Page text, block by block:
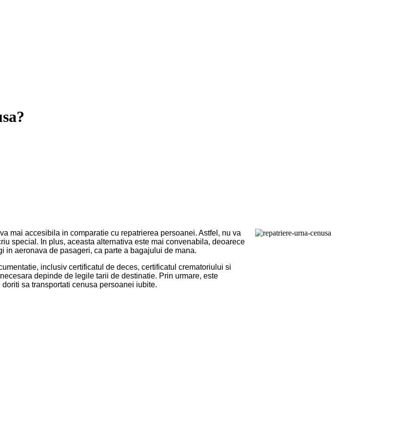
mai accesibila in comparatie cu repatrierea persoanei. Astfel, nu va
special. In plus, aceasta alternativa este mai convenabila, deoarece
in aeronava de pasageri, ca parte a bagajului de mana.
inclusiv certificatul de deces, certificatul crematoriului si
depinde de legile tarii de destinatie. Prin urmare, este
sa transportati cenusa persoanei iubite.